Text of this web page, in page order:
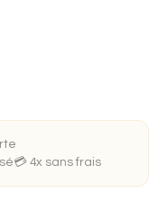
💳 4x sans frais